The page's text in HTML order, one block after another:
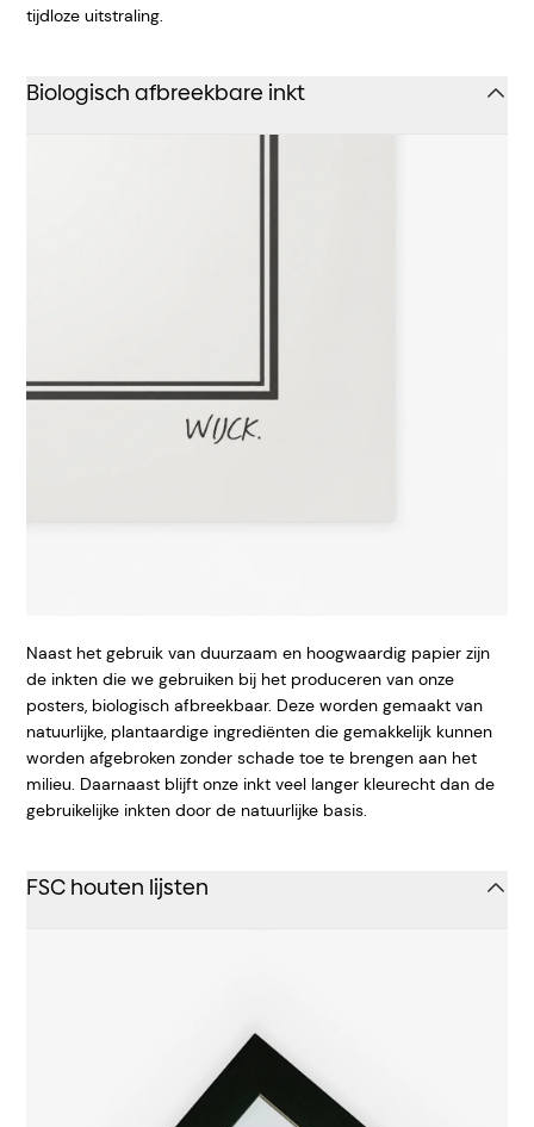
tijdloze uitstraling.
Biologisch afbreekbare inkt
Naast het gebruik van duurzaam en hoogwaardig papier zijn
de inkten die we gebruiken bij het produceren van onze
posters, biologisch afbreekbaar. Deze worden gemaakt van
natuurlijke, plantaardige ingrediënten die gemakkelijk kunnen
worden afgebroken zonder schade toe te brengen aan het
milieu. Daarnaast blijft onze inkt veel langer kleurecht dan de
gebruikelijke inkten door de natuurlijke basis.
FSC houten lijsten